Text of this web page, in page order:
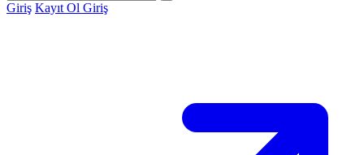
Giriş Kayıt Ol Giriş